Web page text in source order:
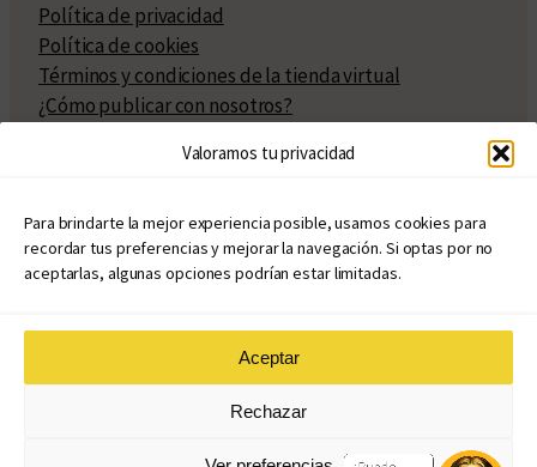
Valoramos tu privacidad
Para brindarte la mejor experiencia posible, usamos cookies para
recordar tus preferencias y mejorar la navegación. Si optas por no
aceptarlas, algunas opciones podrían estar limitadas.
Aceptar
Rechazar
Política de privacidad
Política de cookies
Términos y condiciones de la tienda virtual
¿Cómo publicar con nosotros?
Políticas de publicación
Políticas de coedición
Atribuciones